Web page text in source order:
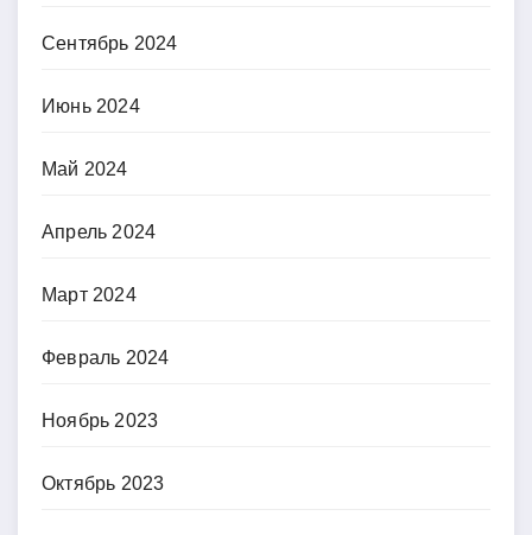
Сентябрь 2024
Июнь 2024
Май 2024
Апрель 2024
Март 2024
Февраль 2024
Ноябрь 2023
Октябрь 2023